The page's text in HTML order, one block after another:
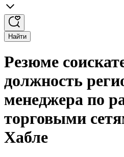
Найти
Резюме
должность
менеджера по
торговыми
Хабле